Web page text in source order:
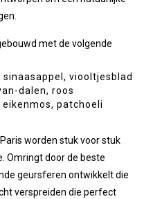
met de volgende
viooltjesblad
dalen, roos
patchoeli
worden stuk voor stuk
Omringt door de beste
geursferen ontwikkelt die
verspreiden die perfect